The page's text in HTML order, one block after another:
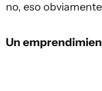
no, eso
Un